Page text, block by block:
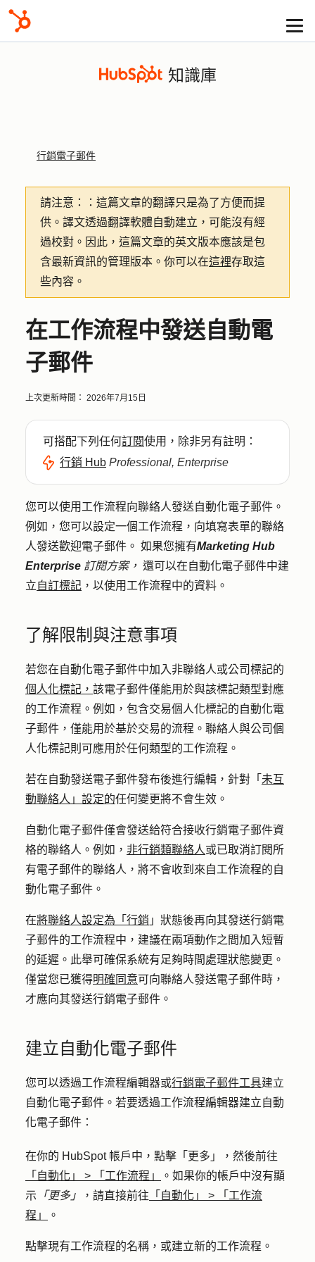
知識庫
行銷電子郵件
請注意：
：這篇文章的翻譯只是為了方便而提
供。譯文透過翻譯軟體自動建立，可能沒有經
過校對。因此，這篇文章的英文版本應該是包
含最新資訊的管理版本。你可以在這裡存取這
些內容。
在工作流程中發送自動電
子郵件
上次更新時間： 2026年7月15日
可搭配下列任何訂閱使用，除非另有註明：
行銷 Hub Professional, Enterprise
您可以使用工作流程向聯絡人發送自動化電子郵件。
例如，您可以設定一個工作流程，向填寫表單的聯絡
人發送歡迎電子郵件。 如果您擁有Marketing Hub
Enterprise 訂閱方案， 還可以在自動化電子郵件中建
立自訂標記 ，以使用工作流程中的資料。
了解限制與注意事項
若您在自動化電子郵件中加入非聯絡人或公司標記的
個人化標記， 該電子郵件僅能用於與該標記類型對應
的工作流程。例如，包含交易個人化標記的自動化電
子郵件，僅能用於基於交易的流程。聯絡人與公司個
人化標記則可應用於任何類型的工作流程。
若在自動發送電子郵件發布後進行編輯，針對「 未互
動聯絡人」設定的任何變更將不會生效。
自動化電子郵件僅會發送給符合接收行銷電子郵件資
格的聯絡人。例如， 非行銷類聯絡人或已取消訂閱所
有電子郵件的聯絡人，將不會收到來自工作流程的自
動化電子郵件。
在將聯絡人設定為「行銷 」狀態後再向其發送行銷電
子郵件的工作流程中，建議在兩項動作之間加入短暫
的延遲。此舉可確保系統有足夠時間處理狀態變更。
僅當您已獲得明確同意可向聯絡人發送電子郵件時，
才應向其發送行銷電子郵件。
建立自動化電子郵件
您可以透過工作流程編輯器或行銷電子郵件工具建立
自動化電子郵件。若要透過工作流程編輯器建立自動
化電子郵件：
在你的 HubSpot 帳戶中，點擊 「更多」
，然後前往
「自動化」
> 「工作流程」
。如果你的帳戶中沒有顯
示 「更多」 ，請直接前往 「自動化」 >
「工作流
程」
。
點擊現有工作流程的名稱 ，或建立新的工作流程。